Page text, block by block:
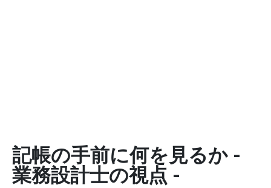
記帳の手前に何を見るか -
業務設計士の視点 -